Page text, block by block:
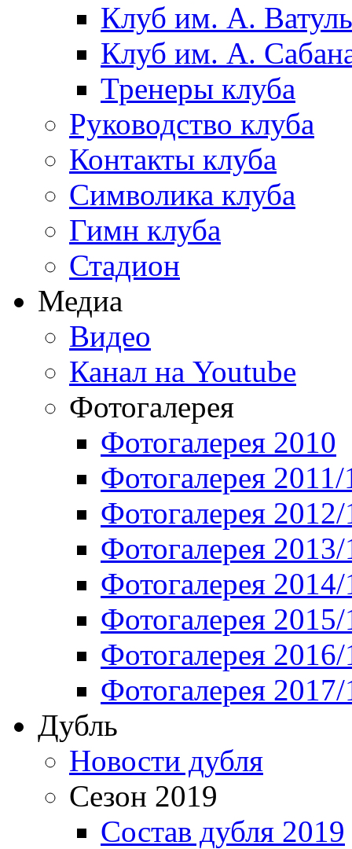
Клуб им. А.
Клуб им. А.
Тренеры клуба
Руководство клуба
Контакты клуба
Символика клуба
Гимн клуба
Стадион
Медиа
Видео
Канал на Youtube
Фотогалерея
Фотогалерея 2010
Фотогалерея 2011/
Фотогалерея
Фотогалерея
Фотогалерея
Фотогалерея
Фотогалерея
Фотогалерея
Дубль
Новости дубля
Сезон 2019
Состав дубля 2019